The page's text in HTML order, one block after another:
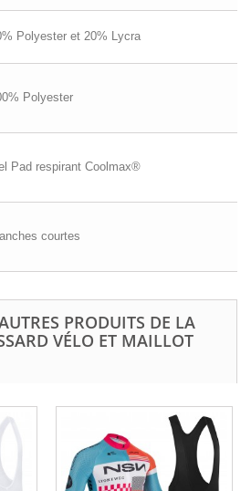
Polyester et 20% Lycra
Polyester
Pad respirant Coolmax®
courtes
PRODUITS DE LA
VÉLO ET MAILLOT